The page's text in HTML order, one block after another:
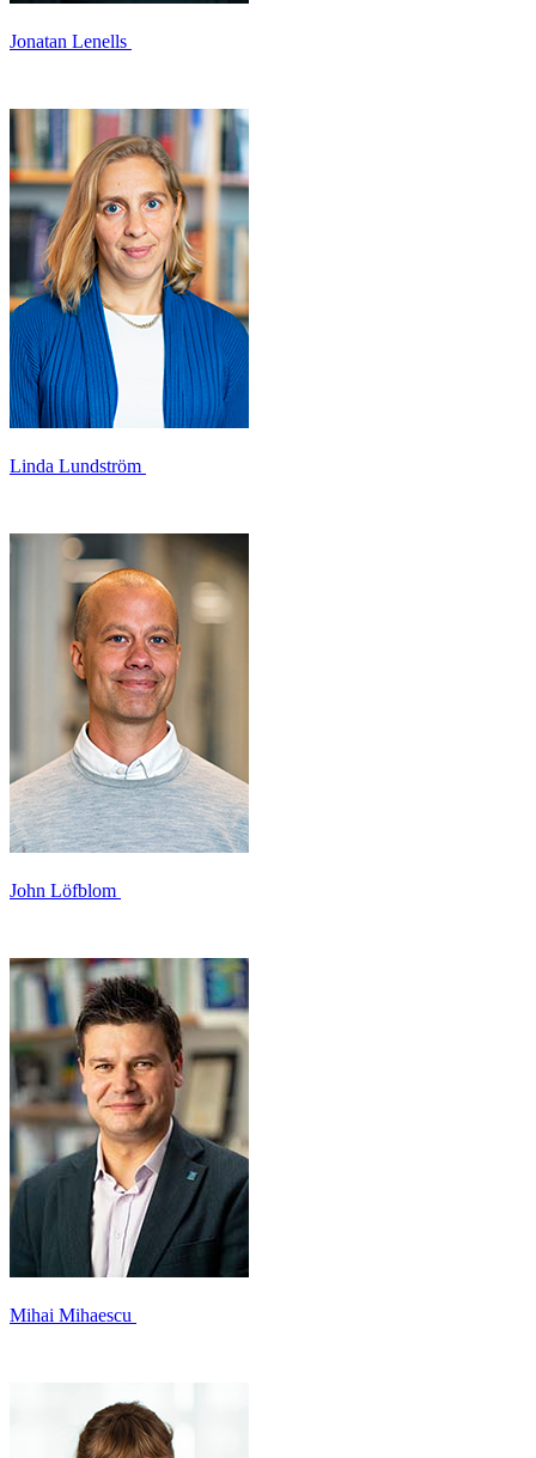
Jonatan Lenells
Linda Lundström
John Löfblom
Mihai Mihaescu